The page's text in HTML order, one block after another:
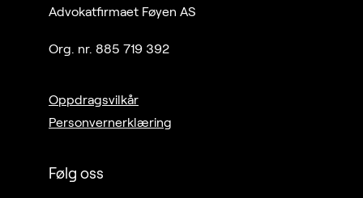
Advokatfirmaet Føyen AS
Org. nr. 885 719 392
Oppdragsvilkår
Personvernerklæring
Følg oss